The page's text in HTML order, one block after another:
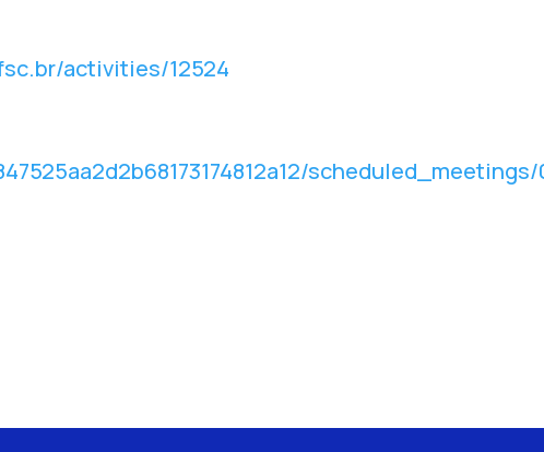
activities/12524